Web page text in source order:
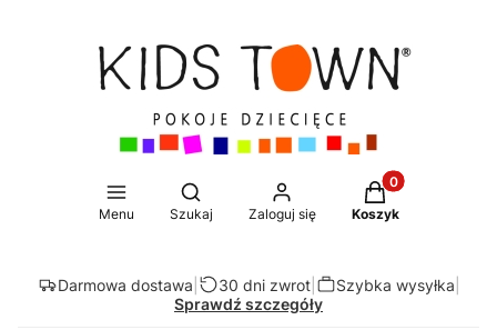
Menu
Otwórz wyszukiwarkę
Szukaj Zaloguj się
Produkty w
Koszyk
Darmowa dostawa 30 dni zwrot| Szybka wysyłka
Sprawdź szczegóły